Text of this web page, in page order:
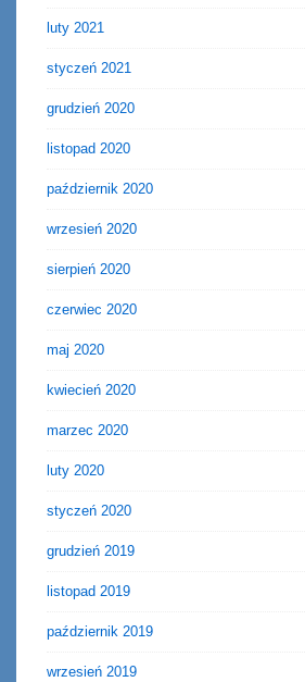
luty 2021
styczeń 2021
grudzień 2020
listopad 2020
październik 2020
wrzesień 2020
sierpień 2020
czerwiec 2020
maj 2020
kwiecień 2020
marzec 2020
luty 2020
styczeń 2020
grudzień 2019
listopad 2019
październik 2019
wrzesień 2019